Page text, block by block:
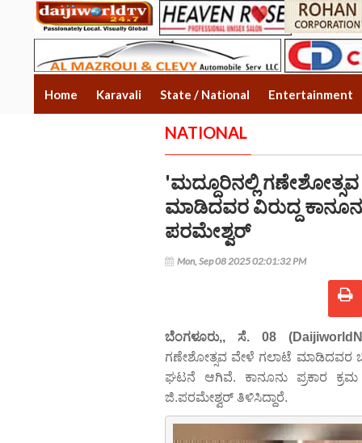
Home Karavali State / National Entertainment
NATIONAL
'ಮದ್ದೂರಿನಲ್ಲಿ
ಮಾಡಿದವರ ವಿರುದ್ದ
ಪರಮೇಶ್ವರ್
Mon, Sep 08 2025 02:01:32 PM
ಬೆಂಗಳೂರು,, ಸೆ. 08
ಗಣೇಶೋತ್ಸವ ವೇಳೆ ಗಲಾಟೆ ಮಾಡಿದವರ
ಘಟನೆ ಆಗಿವೆ. ಕಾನೂನು ಪ್ರಕಾರ ಕ್ರಮ
ಜಿ.ಪರಮೇಶ್ವರ್ ತಿಳಿಸಿದ್ದಾರೆ.